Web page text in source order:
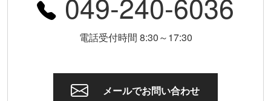
電話受付時間 8:30～17:30
メールでお問い合わせ